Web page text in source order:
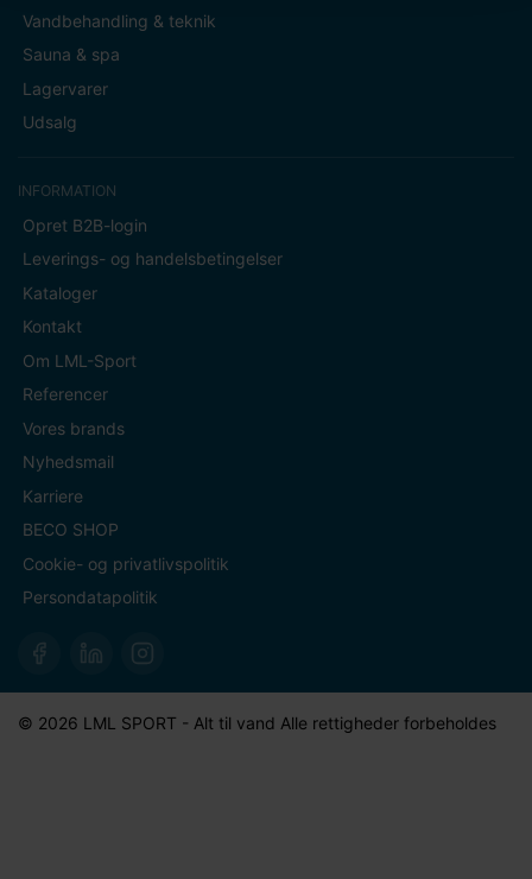
Vandbehandling & teknik
Sauna & spa
Lagervarer
Udsalg
INFORMATION
Opret B2B-login
Leverings- og handelsbetingelser
Kataloger
Kontakt
Om LML-Sport
Referencer
Vores brands
Nyhedsmail
Karriere
BECO SHOP
Cookie- og privatlivspolitik
Persondatapolitik
© 2026 LML SPORT - Alt til vand Alle rettigheder forbeholdes